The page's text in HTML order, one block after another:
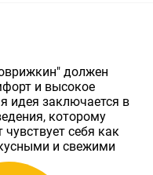
должен
и высокое
идея заключается в
которому
себя как
и свежими